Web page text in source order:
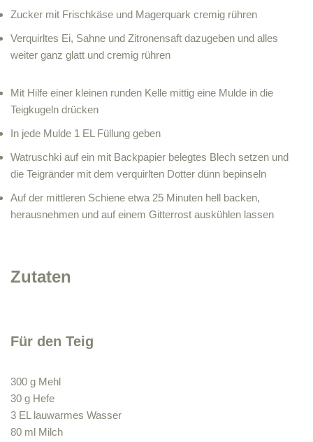
Zucker mit Frischkäse und Magerquark cremig rühren
Verquirltes Ei, Sahne und Zitronensaft dazugeben und alles
weiter ganz glatt und cremig rühren
Mit Hilfe einer kleinen runden Kelle mittig eine Mulde in die
Teigkugeln drücken
In jede Mulde 1 EL Füllung geben
Watruschki auf ein mit Backpapier belegtes Blech setzen und
die Teigränder mit dem verquirlten Dotter dünn bepinseln
Auf der mittleren Schiene etwa 25 Minuten hell backen,
herausnehmen und auf einem Gitterrost auskühlen lassen
Zutaten
Für den Teig
300 g Mehl
30 g Hefe
3 EL lauwarmes Wasser
80 ml Milch